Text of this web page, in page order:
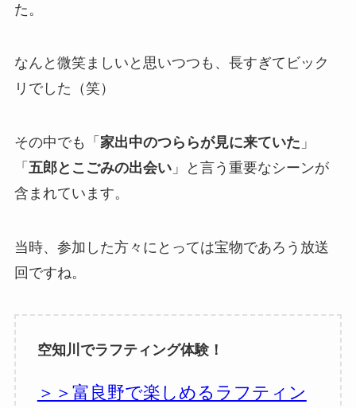
た。
なんと微笑ましいと思いつつも、長すぎてビック
リでした（笑）
その中でも「 家出中のつららが見に来ていた 」
「 五郎とこごみの出会い」と言う重要なシーンが
含まれています。
当時、参加した方々にとっては宝物であろう放送
回ですね。
空知川でラフティング体験！
＞＞富良野で楽しめるラフティン